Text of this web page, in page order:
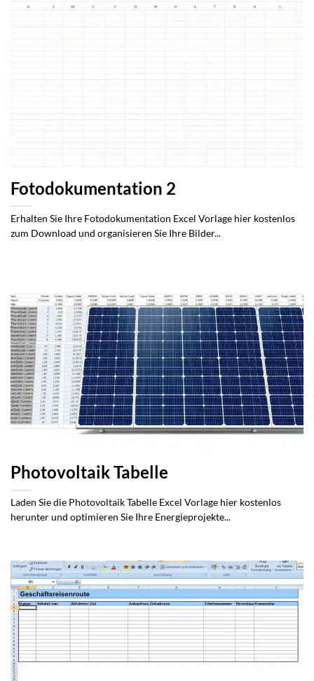
Fotodokumentation 2
Erhalten Sie Ihre Fotodokumentation Excel Vorlage hier kostenlos
zum Download und organisieren Sie Ihre Bilder...
Photovoltaik Tabelle
Laden Sie die Photovoltaik Tabelle Excel Vorlage hier kostenlos
herunter und optimieren Sie Ihre Energieprojekte...